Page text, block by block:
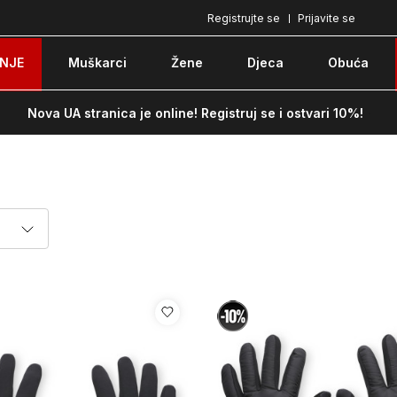
Pozovite nas na: 051/490-130 Besplatna
Prijavite se
Registrujte se
Muškarci Žene Djeca Obuća
Nova UA stranica je online! Registruj se i ostvari 10%!